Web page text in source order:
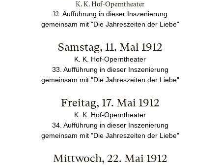
K. K. Hof-Operntheater
32 . Aufführung in dieser Inszenierung
gemeinsam mit "Die Jahreszeiten der Liebe"
Samstag, 11. Mai 1912
K. K. Hof-Operntheater
33. Aufführung in dieser Inszenierung
gemeinsam mit "Die Jahreszeiten der Liebe"
Freitag, 17. Mai 1912
K. K. Hof-Operntheater
34. Aufführung in dieser Inszenierung
gemeinsam mit "Die Jahreszeiten der Liebe"
Mittwoch, 22. Mai 1912